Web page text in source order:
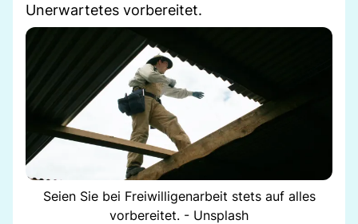
Unerwartetes vorbereitet.
Seien Sie bei Freiwilligenarbeit stets auf alles
vorbereitet. - Unsplash